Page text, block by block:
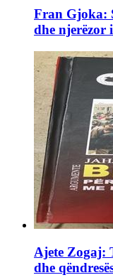
Fran Gjoka:
dhe njerëzor
Ajete Zogaj:
dhe